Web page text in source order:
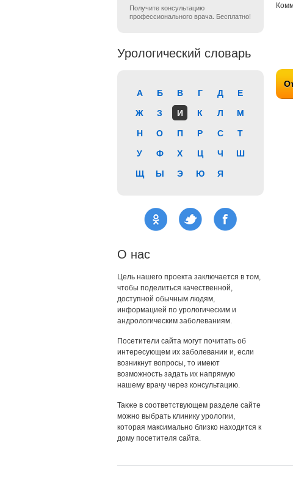
Получите консультацию
профессионального врача. Бесплатно!
Урологический словарь
А Б В Г Д Е
Ж З И К Л М
Н О П Р С Т
У Ф Х Ц Ч Ш
Щ Ы Э Ю Я
О нас
Цель нашего проекта заключается в том,
чтобы поделиться качественной,
доступной обычным людям,
информацией по урологическим и
андрологическим заболеваниям.
Посетители сайта могут почитать об
интересующем их заболевании и, если
возникнут вопросы, то имеют
возможность задать их напрямую
нашему врачу через консультацию.
Также в соответствующем разделе сайте
можно выбрать клинику урологии,
которая максимально близко находится к
дому посетителя сайта.